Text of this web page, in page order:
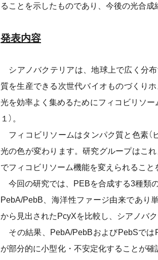
ることを示したものであり、今後の光合成
発表内容
シアノバクテリアは、地球上で広く分
質を生産できる次世代バイオものづくり
光を効率よく集めるためにフィコビリソー
１）。
フィコビリソームはタンパク質と色素（
光の色が変わります。研究グループはこ
でフィコビリソーム機能を変えられること
今回の研究では、PEBを合成する3種類
PebA/PebB、海洋性ファージ由来であり
から見出されたPcyXを比較し、シアノバク
その結果、PebA/PebBおよびPebSでは
が部分的に小型化・不安定化することが